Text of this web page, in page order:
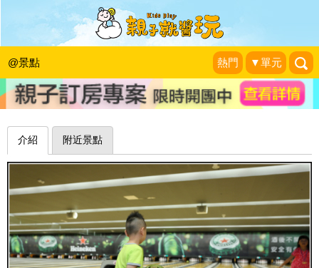
@景點 熱門 ▼單元
打保齡球不怕洗溝啦！大魯閣保齡球館
(淡水館)(已歇業)
蛋拔的遊玩日記|2014-07-30
介紹 附近景點